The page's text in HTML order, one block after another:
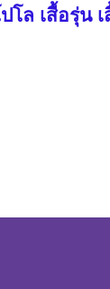
โล เสื้อรุ่น